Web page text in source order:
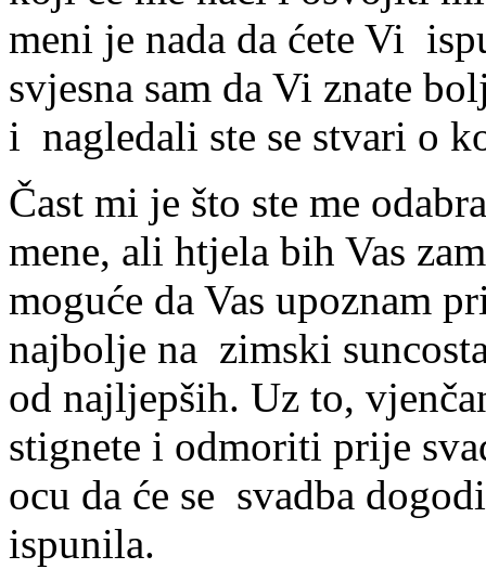
meni je nada da ćete Vi
svjesna sam da Vi znate
i nagledali ste se stvari o
Čast mi je što ste me
mene, ali htjela bih Vas
moguće da Vas upoznam
najbolje na zimski
od najljepših. Uz to,
stignete i odmoriti prije
ocu da će se svadba
ispunila.